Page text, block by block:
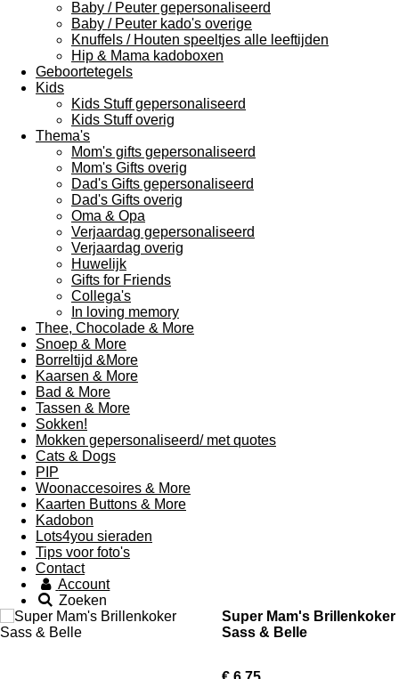
Baby / Peuter gepersonaliseerd
Baby / Peuter kado's overige
Knuffels / Houten speeltjes alle leeftijden
Hip & Mama kadoboxen
Geboortetegels
Kids
Kids Stuff gepersonaliseerd
Kids Stuff overig
Thema's
Mom's gifts gepersonaliseerd
Mom's Gifts overig
Dad's Gifts gepersonaliseerd
Dad's Gifts overig
Oma & Opa
Verjaardag gepersonaliseerd
Verjaardag overig
Huwelijk
Gifts for Friends
Collega's
In loving memory
Thee, Chocolade & More
Snoep & More
Borreltijd &More
Kaarsen & More
Bad & More
Tassen & More
Sokken!
Mokken gepersonaliseerd/ met quotes
Cats & Dogs
PIP
Woonaccesoires & More
Kaarten Buttons & More
Kadobon
Lots4you sieraden
Tips voor foto's
Contact
Account
Zoeken
Super Mam's Brillenkoker
Sass & Belle